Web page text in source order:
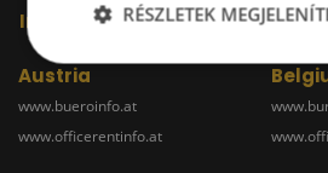
Iroda kereső hálózatunk
Austria
www.bueroinfo.at
www.officerentinfo.at
RÉSZLETEK